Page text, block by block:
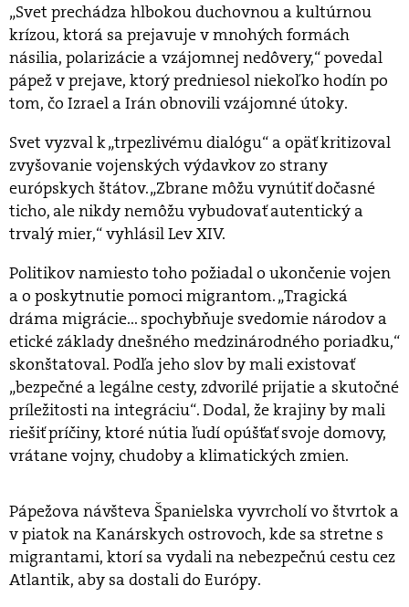
„Svet prechádza hlbokou duchovnou a kultúrnou
krízou, ktorá sa prejavuje v mnohých formách
násilia, polarizácie a vzájomnej nedôvery,“ povedal
pápež v prejave, ktorý predniesol niekoľko hodín po
tom, čo Izrael a Irán obnovili vzájomné útoky.
Svet vyzval k „trpezlivému dialógu“ a opäť kritizoval
zvyšovanie vojenských výdavkov zo strany
európskych štátov. „Zbrane môžu vynútiť dočasné
ticho, ale nikdy nemôžu vybudovať autentický a
trvalý mier,“ vyhlásil Lev XIV.
Politikov namiesto toho požiadal o ukončenie vojen
a o poskytnutie pomoci migrantom. „Tragická
dráma migrácie... spochybňuje svedomie národov a
etické základy dnešného medzinárodného poriadku,“
skonštatoval. Podľa jeho slov by mali existovať
„bezpečné a legálne cesty, zdvorilé prijatie a skutočné
príležitosti na integráciu“. Dodal, že krajiny by mali
riešiť príčiny, ktoré nútia ľudí opúšťať svoje domovy,
vrátane vojny, chudoby a klimatických zmien.
Pápežova návšteva Španielska vyvrcholí vo štvrtok a
v piatok na Kanárskych ostrovoch, kde sa stretne s
migrantami, ktorí sa vydali na nebezpečnú cestu cez
Atlantik, aby sa dostali do Európy.